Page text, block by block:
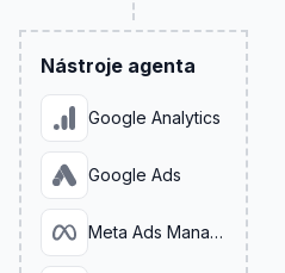
Nástroje agenta
Google Analytics
Google Ads
Meta Ads Manager